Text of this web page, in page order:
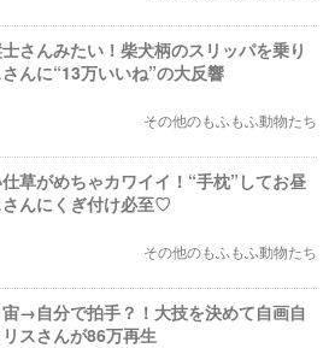
さんみたい！柴犬柄のスリッパを乗り
んに“13万いいね”の大反響
その他のもふもふ動物たち
草がめちゃカワイイ！“手枕”してお昼
んにくぎ付け必至♡
その他のもふもふ動物たち
宙→自分で拍手？！大技を決めて自画自
スさんが86万再生